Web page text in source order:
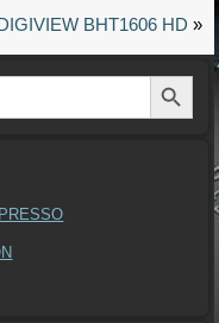
BHT1606 HD »
Search Button